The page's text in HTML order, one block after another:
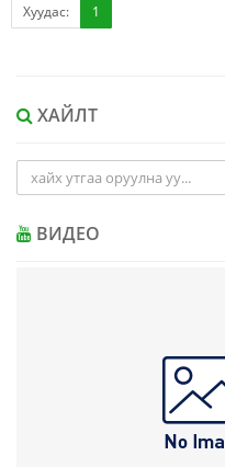
Хуудас: 1
ХАЙЛТ
ВИДЕО